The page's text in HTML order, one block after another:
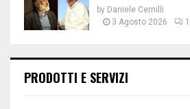
by Daniele Cernilli
3 Agosto 2026
1
PRODOTTI E SERVIZI